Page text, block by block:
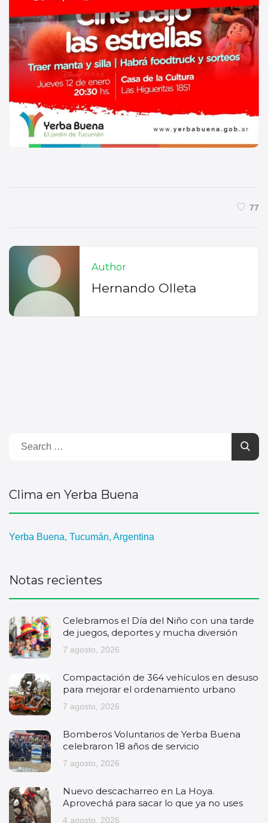
77
Author
Hernando Olleta
Clima en Yerba Buena
Yerba Buena, Tucumán, Argentina
Notas recientes
Celebramos el Día del Niño con una tarde
de juegos, deportes y mucha diversión
7 agosto, 2026
Compactación de 364 vehículos en desuso
para mejorar el ordenamiento urbano
7 agosto, 2026
Bomberos Voluntarios de Yerba Buena
celebraron 18 años de servicio
7 agosto, 2026
Nuevo descacharreo en La Hoya.
Aprovechá para sacar lo que ya no uses
4 agosto, 2026